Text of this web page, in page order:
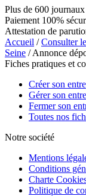
Plus de 600
Paiement 100%
Attestation de
Accueil /Consulter
Seine / Annonce
Fiches pratiques et
Créer son
Gérer son
Fermer son
Toutes nos
Notre société
Mentions
Conditions
Charte
Politique de